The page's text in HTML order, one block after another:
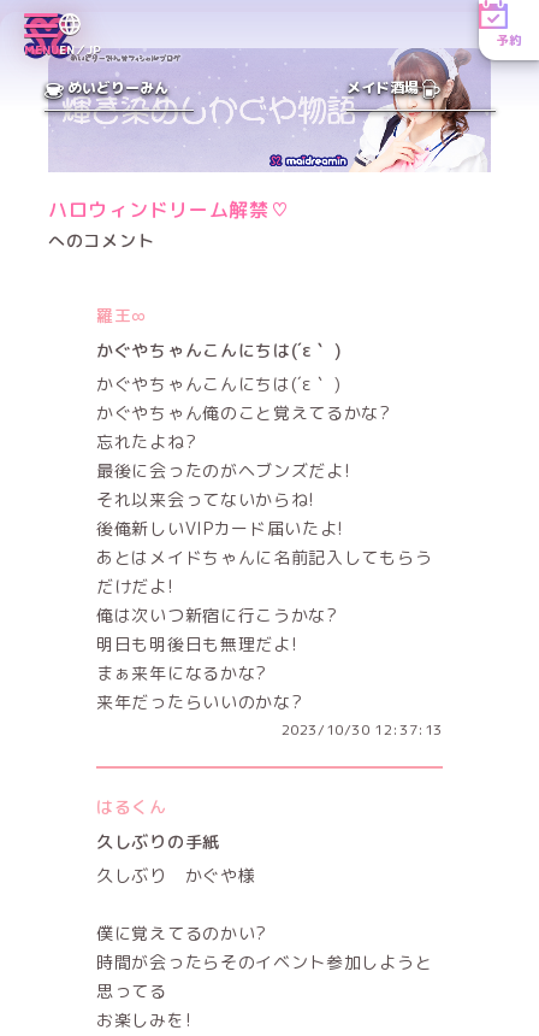
MENUEN／JP
予約
めいどりーみん メイド酒場
ハロウィンドリーム解禁♡
へのコメント
羅王∞
かぐやちゃんこんにちは(´ε｀ )
かぐやちゃんこんにちは(´ε｀ )
かぐやちゃん俺のこと覚えてるかな?
忘れたよね?
最後に会ったのがヘブンズだよ!
それ以来会ってないからね!
後俺新しいVIPカード届いたよ!
あとはメイドちゃんに名前記入してもらう
だけだよ!
俺は次いつ新宿に行こうかな?
明日も明後日も無理だよ!
まぁ来年になるかな?
来年だったらいいのかな?
2023/10/30 12:37:13
はるくん
久しぶりの手紙
久しぶり かぐや様
僕に覚えてるのかい?
時間が会ったらそのイベント参加しようと
思ってる
お楽しみを!